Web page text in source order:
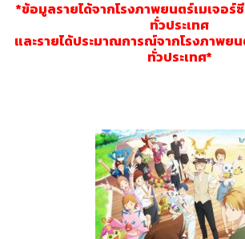
*ข้อมูลรายได้จากโรงภาพยนตร์เมเจอร์
ทั่วประเทศ
และรายได้ประมาณการณ์จากโรงภาพย
ทั่วประเทศ*